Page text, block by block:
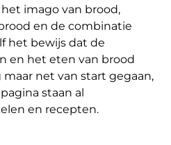
imago van brood,
en de combinatie
het bewijs dat de
en het eten van brood
net van start gegaan,
staan al
en recepten.